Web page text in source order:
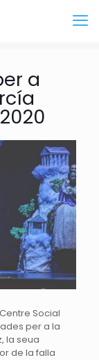
a
Social
per a la
la seua
de la falla